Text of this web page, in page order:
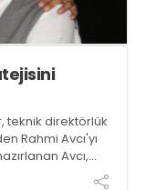
teknik direktörlük
Rahmi Avcı'yı
Avcı,